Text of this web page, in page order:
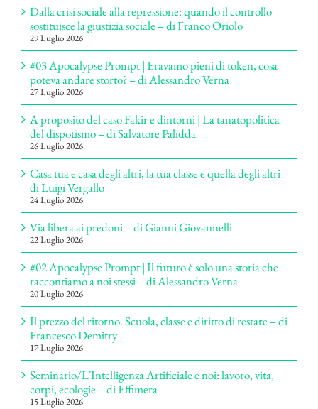
Dalla crisi sociale alla repressione: quando il controllo
sostituisce la giustizia sociale – di Franco Oriolo
29 Luglio 2026
#03 Apocalypse Prompt | Eravamo pieni di token, cosa
poteva andare storto? – di Alessandro Verna
27 Luglio 2026
A proposito del caso Fakir e dintorni | La tanatopolitica
del dispotismo – di Salvatore Palidda
26 Luglio 2026
Casa tua e casa degli altri, la tua classe e quella degli altri –
di Luigi Vergallo
24 Luglio 2026
Via libera ai predoni – di Gianni Giovannelli
22 Luglio 2026
#02 Apocalypse Prompt | Il futuro è solo una storia che
raccontiamo a noi stessi – di Alessandro Verna
20 Luglio 2026
Il prezzo del ritorno. Scuola, classe e diritto di restare – di
Francesco Demitry
17 Luglio 2026
Seminario/L’Intelligenza Artificiale e noi: lavoro, vita,
corpi, ecologie – di Effimera
15 Luglio 2026